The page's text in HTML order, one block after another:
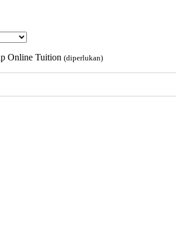
Online Tuition (diperlukan)